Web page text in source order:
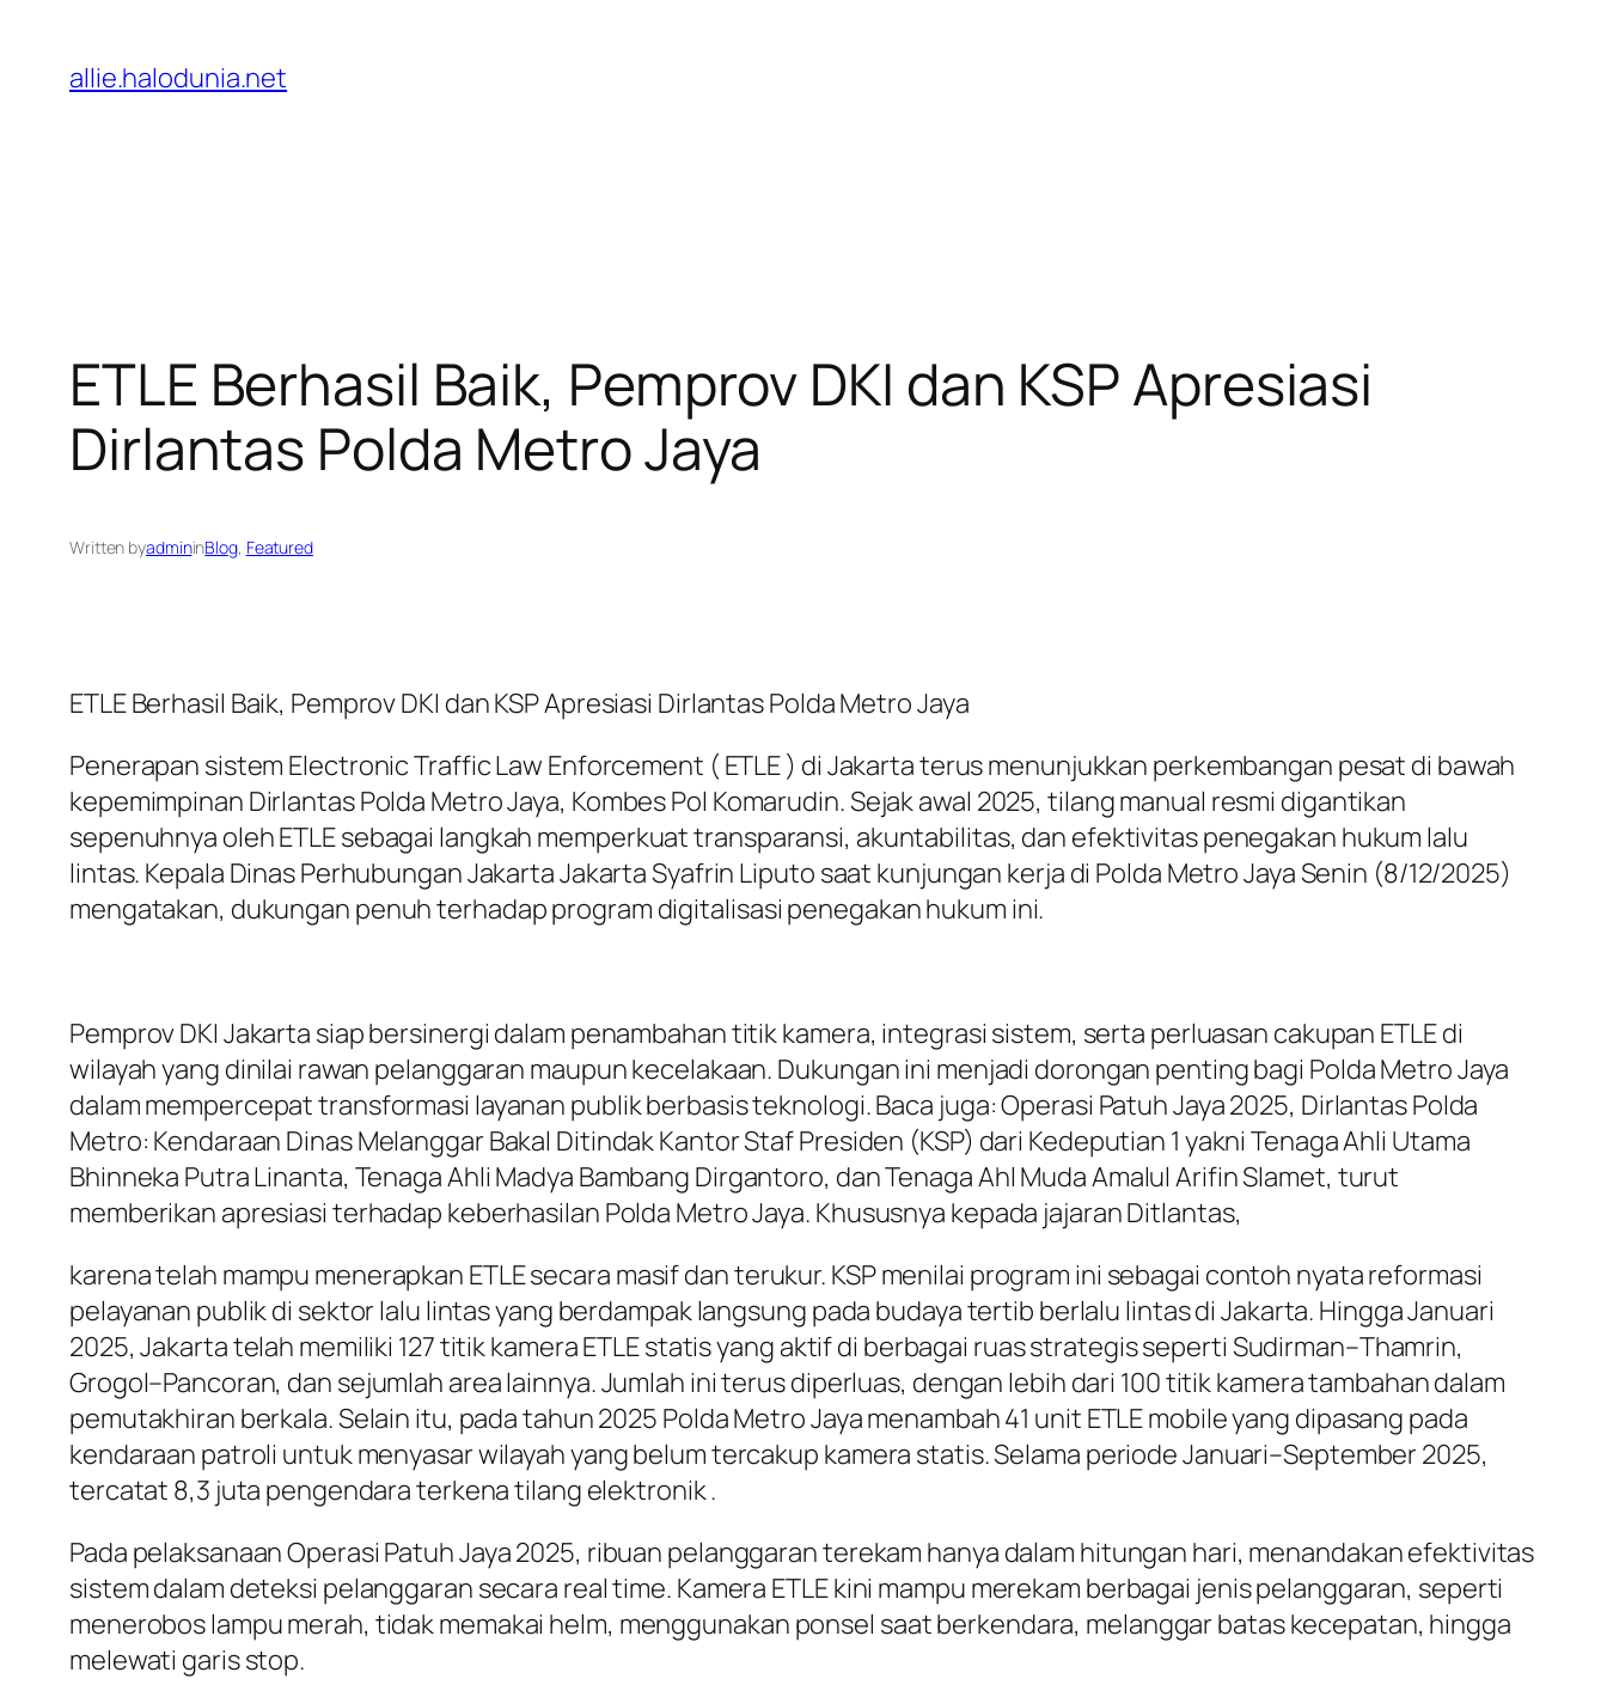
konten
allie.halodunia.net
ETLE Berhasil Baik, Pemprov DKI dan KSP Apresiasi
Dirlantas Polda Metro Jaya
Written byadmininBlog, Featured
ETLE Berhasil Baik, Pemprov DKI dan KSP Apresiasi Dirlantas Polda Metro Jaya
Penerapan sistem Electronic Traffic Law Enforcement ( ETLE ) di Jakarta terus menunjukkan perkembangan pesat di bawah
kepemimpinan Dirlantas Polda Metro Jaya, Kombes Pol Komarudin. Sejak awal 2025, tilang manual resmi digantikan
sepenuhnya oleh ETLE sebagai langkah memperkuat transparansi, akuntabilitas, dan efektivitas penegakan hukum lalu
lintas. Kepala Dinas Perhubungan Jakarta Jakarta Syafrin Liputo saat kunjungan kerja di Polda Metro Jaya Senin (8/12/2025)
mengatakan, dukungan penuh terhadap program digitalisasi penegakan hukum ini.
Pemprov DKI Jakarta siap bersinergi dalam penambahan titik kamera, integrasi sistem, serta perluasan cakupan ETLE di
wilayah yang dinilai rawan pelanggaran maupun kecelakaan. Dukungan ini menjadi dorongan penting bagi Polda Metro Jaya
dalam mempercepat transformasi layanan publik berbasis teknologi. Baca juga: Operasi Patuh Jaya 2025, Dirlantas Polda
Metro: Kendaraan Dinas Melanggar Bakal Ditindak Kantor Staf Presiden (KSP) dari Kedeputian 1 yakni Tenaga Ahli Utama
Bhinneka Putra Linanta, Tenaga Ahli Madya Bambang Dirgantoro, dan Tenaga Ahl Muda Amalul Arifin Slamet, turut
memberikan apresiasi terhadap keberhasilan Polda Metro Jaya. Khususnya kepada jajaran Ditlantas,
karena telah mampu menerapkan ETLE secara masif dan terukur. KSP menilai program ini sebagai contoh nyata reformasi
pelayanan publik di sektor lalu lintas yang berdampak langsung pada budaya tertib berlalu lintas di Jakarta. Hingga Januari
2025, Jakarta telah memiliki 127 titik kamera ETLE statis yang aktif di berbagai ruas strategis seperti Sudirman–Thamrin,
Grogol–Pancoran, dan sejumlah area lainnya. Jumlah ini terus diperluas, dengan lebih dari 100 titik kamera tambahan dalam
pemutakhiran berkala. Selain itu, pada tahun 2025 Polda Metro Jaya menambah 41 unit ETLE mobile yang dipasang pada
kendaraan patroli untuk menyasar wilayah yang belum tercakup kamera statis. Selama periode Januari–September 2025,
tercatat 8,3 juta pengendara terkena tilang elektronik .
Pada pelaksanaan Operasi Patuh Jaya 2025, ribuan pelanggaran terekam hanya dalam hitungan hari, menandakan efektivitas
sistem dalam deteksi pelanggaran secara real time. Kamera ETLE kini mampu merekam berbagai jenis pelanggaran, seperti
menerobos lampu merah, tidak memakai helm, menggunakan ponsel saat berkendara, melanggar batas kecepatan, hingga
melewati garis stop.